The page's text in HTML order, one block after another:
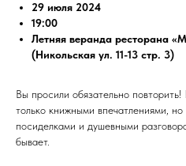
29 июля 2024
19:00
Летняя веранда ресторана
(Никольская ул. 11-13 стр. 3)
Вы просили обязательно
только книжными впечатлениями,
посиделками и душевными
бывает.